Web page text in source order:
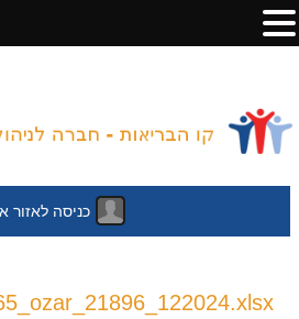
כניסה לאזור
לתוכן